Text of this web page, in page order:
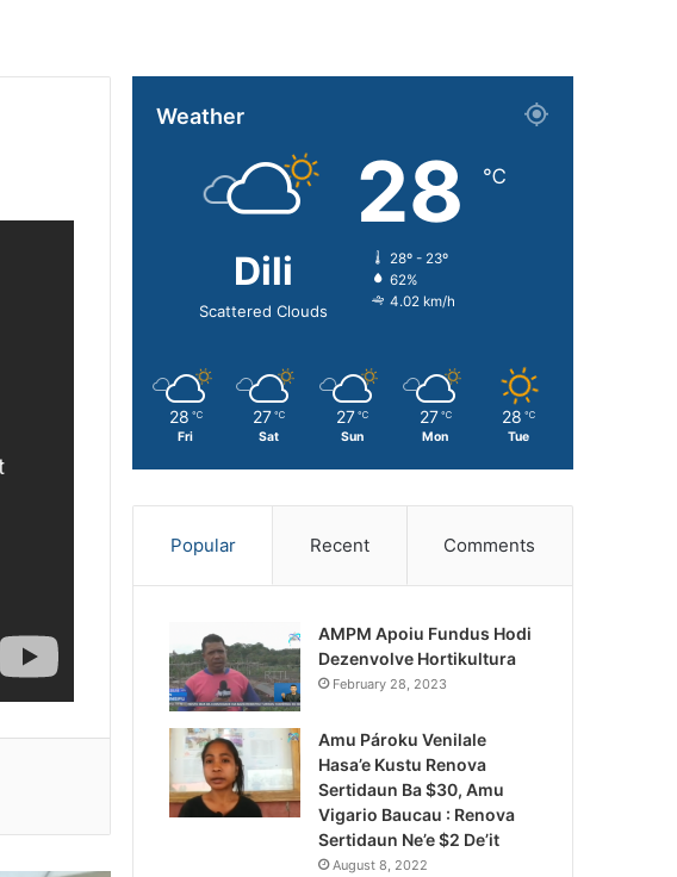
Weather
Dili
Scattered Clouds
28 ℃
28º - 23º
62%
4.02 km/h
28 ℃
Fri
27 ℃
Sat
27 ℃
Sun
27 ℃
Mon
28 ℃
Tue
Popular Recent Comments
AMPM Apoiu Fundus Hodi
Dezenvolve Hortikultura
February 28, 2023
Amu Pároku Venilale
Hasa’e Kustu Renova
Sertidaun Ba $30, Amu
Vigario Baucau : Renova
Sertidaun Ne’e $2 De’it
August 8, 2022